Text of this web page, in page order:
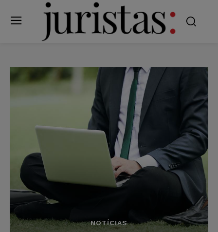
NOTÍCIAS